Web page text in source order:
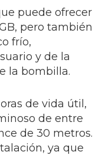
puede ofrecer
pero también
frío,
y de la
la bombilla.
de vida útil,
de entre
de 30 metros.
ya que